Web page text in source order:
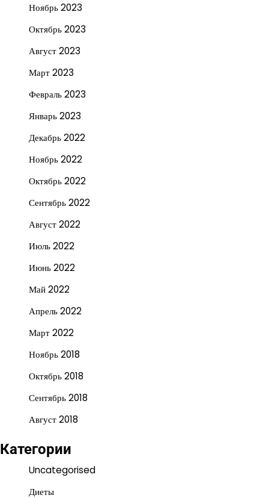
Ноябрь 2023
Октябрь 2023
Август 2023
Март 2023
Февраль 2023
Январь 2023
Декабрь 2022
Ноябрь 2022
Октябрь 2022
Сентябрь 2022
Август 2022
Июль 2022
Июнь 2022
Май 2022
Апрель 2022
Март 2022
Ноябрь 2018
Октябрь 2018
Сентябрь 2018
Август 2018
Категории
Uncategorised
Диеты